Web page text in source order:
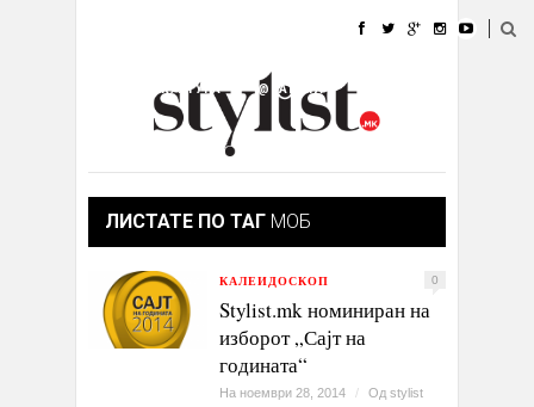
УБАВИНА
КУЛТУРА @РАБОТА
ИЗЛОГ
ЛИСТАТЕ ПО ТАГ МОБ
КАЛЕИДОСКОП 0
Stylist.mk номиниран на
изборот „Сајт на
годината“
На ноември 28, 2014 / Од stylist